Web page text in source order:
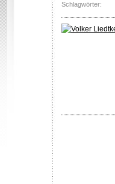
Schlagwörter: